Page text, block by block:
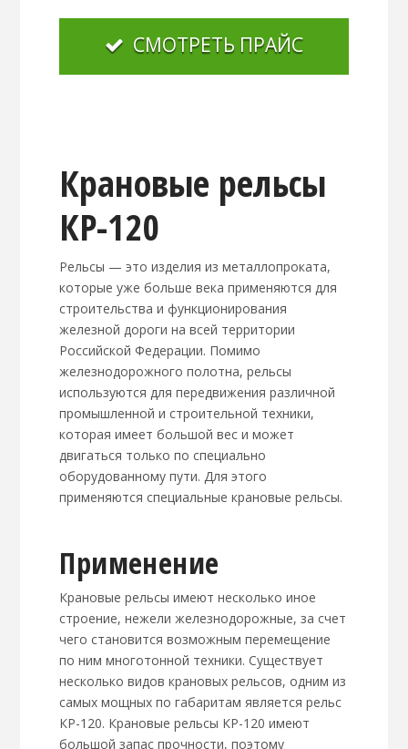
СМОТРЕТЬ ПРАЙС
Крановые рельсы
КР-120
Рельсы — это изделия из металлопроката,
которые уже больше века применяются для
строительства и функционирования
железной дороги на всей территории
Российской Федерации. Помимо
железнодорожного полотна, рельсы
используются для передвижения различной
промышленной и строительной техники,
которая имеет большой вес и может
двигаться только по специально
оборудованному пути. Для этого
применяются специальные крановые рельсы.
Применение
Крановые рельсы имеют несколько иное
строение, нежели железнодорожные, за счет
чего становится возможным перемещение
по ним многотонной техники. Существует
несколько видов крановых рельсов, одним из
самых мощных по габаритам является рельс
КР-120. Крановые рельсы КР-120 имеют
большой запас прочности, поэтому